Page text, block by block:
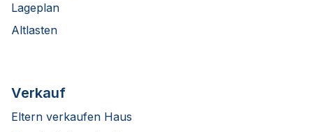
Lageplan
Altlasten
Verkauf
Eltern verkaufen Haus